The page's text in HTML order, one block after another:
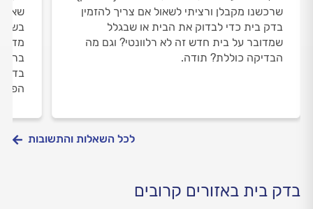
שרכשנו מקבלן ורציתי לשאול אם צריך להזמין
בדק בית כדי לבדוק את הבית או שבגלל
שמדובר על בית חדש זה לא רלוונטי? וגם מה
הבדיקה כוללת? תודה.
לכל השאלות והתשובות
בדק בית באזורים קרובים